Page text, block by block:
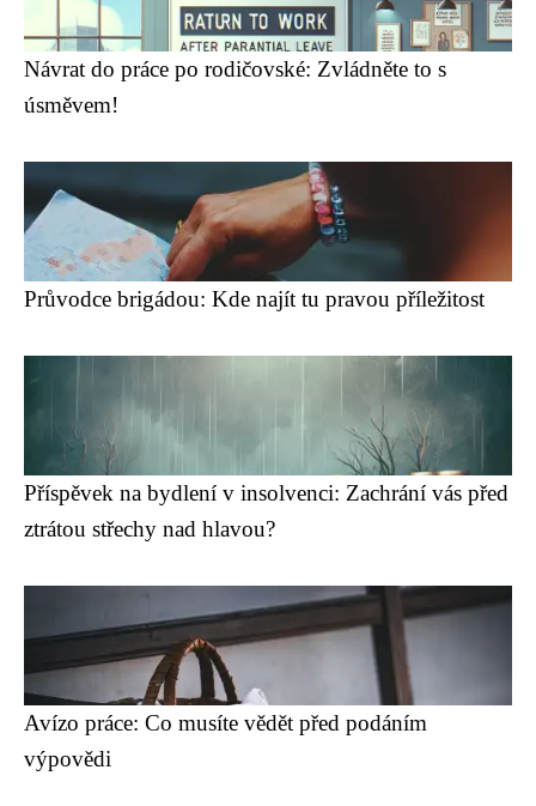
Návrat do práce po rodičovské: Zvládněte to s
úsměvem!
Průvodce brigádou: Kde najít tu pravou příležitost
Příspěvek na bydlení v insolvenci: Zachrání vás před
ztrátou střechy nad hlavou?
Avízo práce: Co musíte vědět před podáním
výpovědi